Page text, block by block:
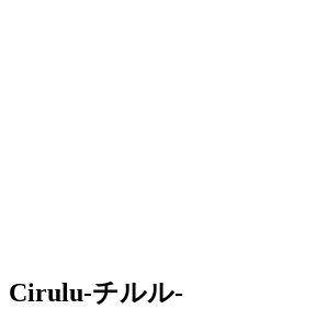
Cirulu-チルル-